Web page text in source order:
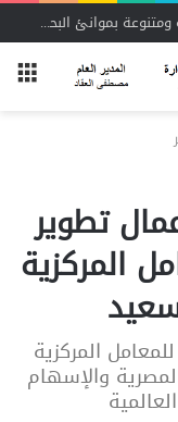
تداول 14 ألف طن و681 شاحنة بضائع عامة ومتنوعة بموانئ البحر الأحمر
تطوير
المركزية
المركزية
والإسهام